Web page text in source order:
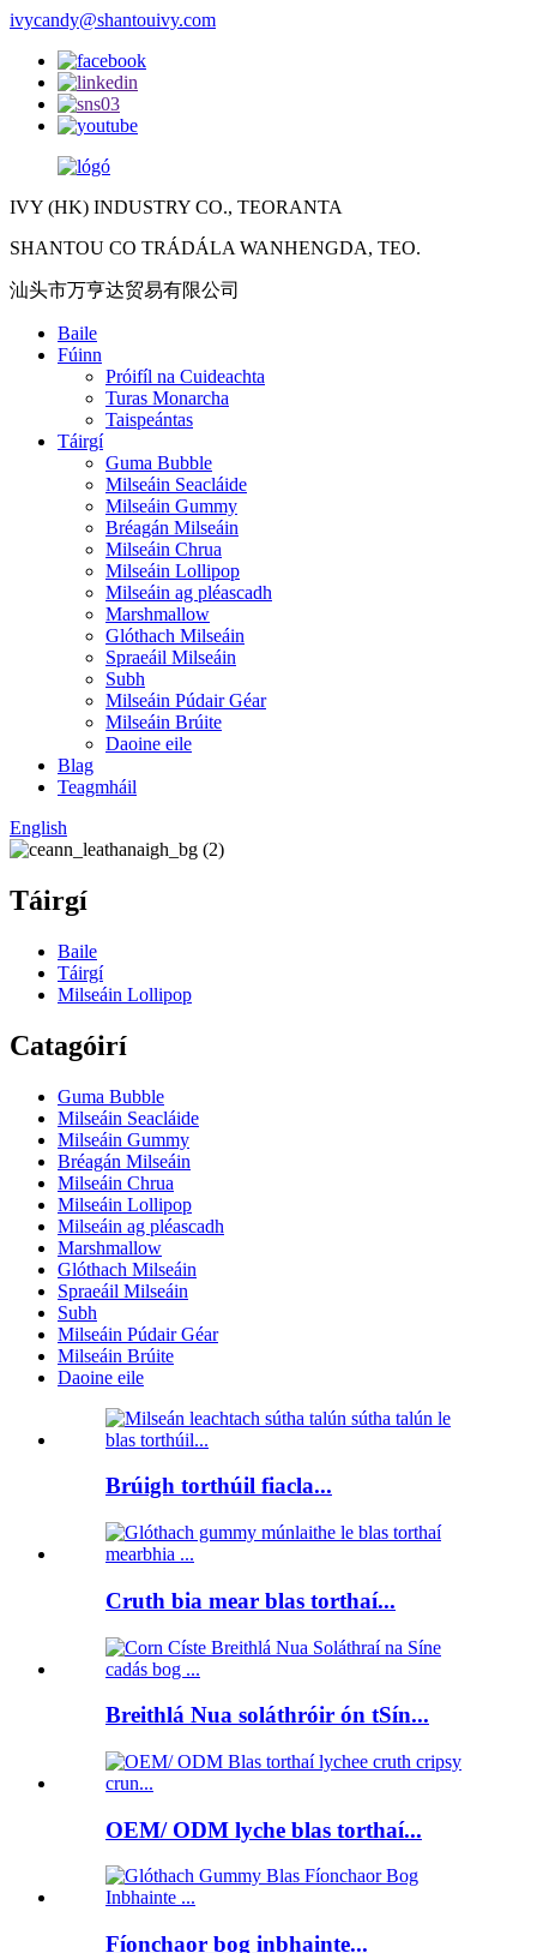
ivycandy@shantouivy.com
IVY (HK) INDUSTRY CO., TEORANTA
SHANTOU CO TRÁDÁLA WANHENGDA, TEO.
汕头市万亨达贸易有限公司
Baile
Fúinn
Próifíl na Cuideachta
Turas Monarcha
Taispeántas
Táirgí
Guma Bubble
Milseáin Seacláide
Milseáin Gummy
Bréagán Milseáin
Milseáin Chrua
Milseáin Lollipop
Milseáin ag pléascadh
Marshmallow
Glóthach Milseáin
Spraeáil Milseáin
Subh
Milseáin Púdair Géar
Milseáin Brúite
Daoine eile
Blag
Teagmháil
English
Táirgí
Baile
Táirgí
Milseáin Lollipop
Catagóirí
Guma Bubble
Milseáin Seacláide
Milseáin Gummy
Bréagán Milseáin
Milseáin Chrua
Milseáin Lollipop
Milseáin ag pléascadh
Marshmallow
Glóthach Milseáin
Spraeáil Milseáin
Subh
Milseáin Púdair Géar
Milseáin Brúite
Daoine eile
Brúigh torthúil fiacla...
Cruth bia mear blas torthaí...
Breithlá Nua soláthróir ón tSín...
OEM/ ODM lyche blas torthaí...
Fíonchaor bog inbhainte...